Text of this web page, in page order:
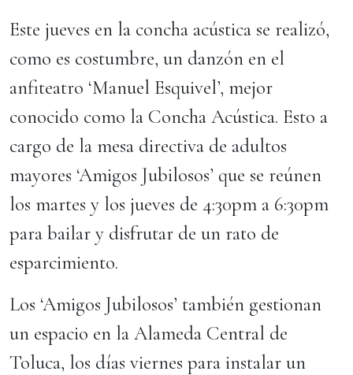
Este jueves en la concha acústica se realizó,
como es costumbre, un danzón en el
anfiteatro ‘Manuel Esquivel’, mejor
conocido como la Concha Acústica. Esto a
cargo de la mesa directiva de adultos
mayores ‘Amigos Jubilosos’ que se reúnen
los martes y los jueves de 4:30pm a 6:30pm
para bailar y disfrutar de un rato de
esparcimiento.
Los ‘Amigos Jubilosos’ también gestionan
un espacio en la Alameda Central de
Toluca, los días viernes para instalar un